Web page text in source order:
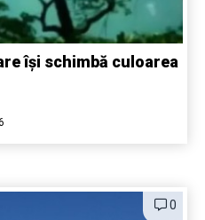
își schimbă culoarea
0